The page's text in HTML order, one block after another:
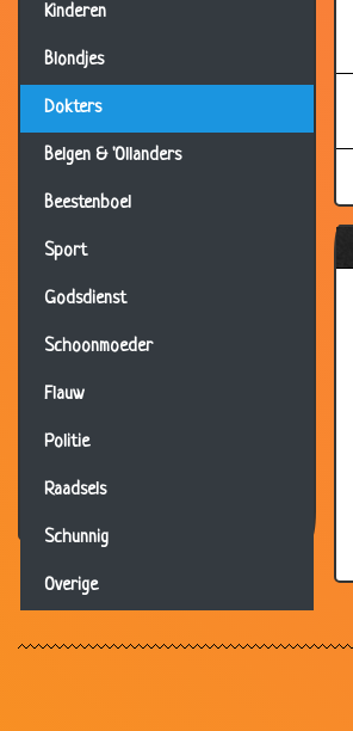
Kinderen
Blondjes
Dokters
Belgen & 'Ollanders
Beestenboel
Sport
Godsdienst
Schoonmoeder
Flauw
Politie
Raadsels
Schunnig
Overige